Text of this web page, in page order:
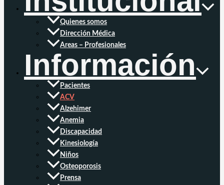
Quienes somos
Dirección Médica
Areas – Profesionales
Información
Pacientes
ACV
Alzehimer
Anemia
Discapacidad
Kinesiología
Niños
Osteoporosis
Prensa